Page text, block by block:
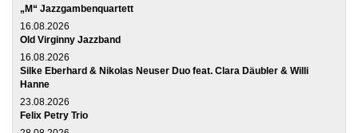
„M“ Jazzgambenquartett
16.08.2026
Old Virginny Jazzband
16.08.2026
Silke Eberhard & Nikolas Neuser Duo feat. Clara Däubler & Willi
Hanne
23.08.2026
Felix Petry Trio